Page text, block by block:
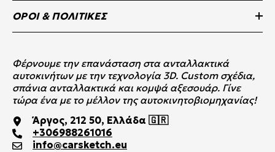
ΌΡΟΙ & ΠΟΛΙΤΙΚΈΣ
Φέρνουμε την επανάσταση στα ανταλλακτικά
αυτοκινήτων με την τεχνολογία 3D. Custom σχέδια,
σπάνια ανταλλακτικά και κομψά αξεσουάρ. Γίνε
τώρα ένα με το μέλλον της αυτοκινητοβιομηχανίας!
Άργος, 212 50, Ελλάδα 🇬🇷
+306988261016
info@carsketch.eu